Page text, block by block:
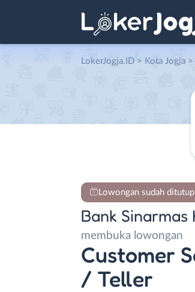
LokerJogja.ID > Kota Jogja >
Lowongan sudah ditutup
Bank Sinarmas
membuka lowongan
Customer
/ Teller